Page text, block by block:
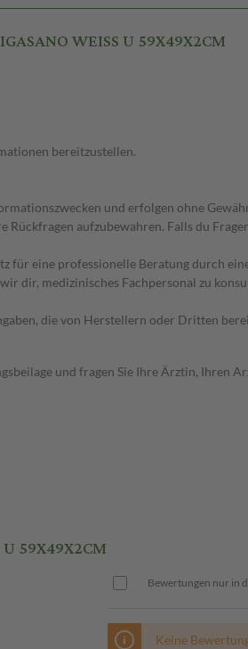
WEISS U 59X49X2CM
bereitzustellen.
und erfolgen ohne
Rückfragen aufzubewahren. Falls du
für eine professionelle Beratung durch
dir, medizinisches Fachpersonal zu
die von Herstellern oder Dritten
und fragen Sie Ihre Ärztin, Ihren
59X49X2CM
Bewertungen nur in
Keine